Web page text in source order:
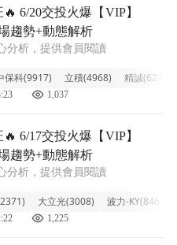
【VIP】#盤後，市場趨勢+
6/20交投火爆【VIP】
趨勢+動態解析
分析，提供會員閱讀
保科(9917) 立積(4968) 精誠(6214)
1,037
【VIP】#盤後，市場趨勢+
6/17交投火爆【VIP】
趨勢+動態解析
分析，提供會員閱讀
大立光(3008) 波力-KY(8467)
1,225